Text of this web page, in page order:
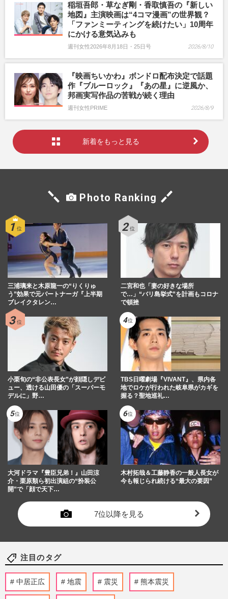
稲垣吾郎・草なぎ剛・香取慎吾の『新しい
地図』主演映画は“4コマ漫画”の世界観？
「ファンミーティングを続けたい」10周年
にかける意気込みも
週刊女性2026年8月18日・25日号 2026/8/10
『映画ちいかわ』ボンドロ配布決定で話題
作『ブルーロック』『あの星』に逆風か、
邦画実写作品の苦戦が続く理由
週刊女性PRIME 2026/8/9
新着をもっと見る
Photo Ranking
三浦璃来と木原龍一の“りくりゅ
う”効果で元パートナーガ『上半期
ブレイクタレン…
二宮和也「妻の好きな場所
で…」“バリ島挙式”を計画もコロナ
で頓挫
小栗旬の“非公表長女”が顔隠しデビ
ュー、透ける山田優の「スーパーモ
デルに」野…
TBS日曜劇場『VIVANT』、県内各
地でロケが行われた岐阜県がカギを
握る？聖地巡礼…
大河ドラマ『豊臣兄弟！』山田涼
介・栗原類ら初出演組の“扮装公
開”で「顔で天下…
木村拓哉＆工藤静香の一般人長女が
今も報じられ続ける“最大の要因”
7位以降を見る
注目のタグ
中居正広 地震 震災 熊本震災